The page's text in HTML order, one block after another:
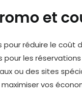
et
pour réduire le
les
ou des sites
maximiser vos